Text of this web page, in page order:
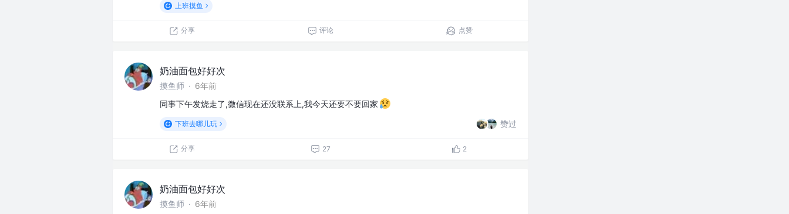
上班摸鱼
分享 评论 点赞
奶油面包好好次
摸鱼师 · 6年前
同事下午发烧走了,微信现在还没联系上,我今天还要不要回家
下班去哪儿玩 赞过
分享 27 2
奶油面包好好次
摸鱼师 · 6年前